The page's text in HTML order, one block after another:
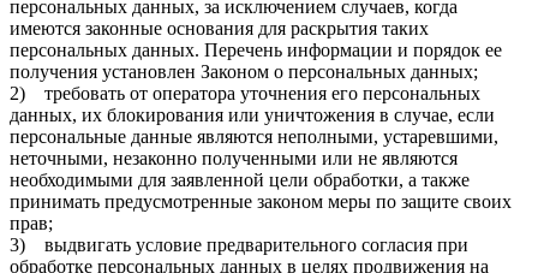
персональных данных, за исключением случаев, когда
имеются законные основания для раскрытия таких
персональных данных. Перечень информации и порядок ее
получения установлен Законом о персональных данных;
2) требовать от оператора уточнения его персональных
данных, их блокирования или уничтожения в случае, если
персональные данные являются неполными, устаревшими,
неточными, незаконно полученными или не являются
необходимыми для заявленной цели обработки, а также
принимать предусмотренные законом меры по защите своих
прав;
3) выдвигать условие предварительного согласия при
обработке персональных данных в целях продвижения на